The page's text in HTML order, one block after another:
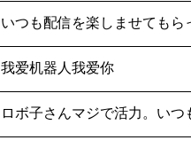
いつも配信を楽しませても
我爱机器人我爱你
ロボ子さんマジで活力。いつ